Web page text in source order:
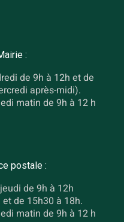
:
de 9h à 12h et de
après-midi).
matin de 9h à 12 h
postale :
de 9h à 12h
de 15h30 à 18h.
matin de 9h à 12 h